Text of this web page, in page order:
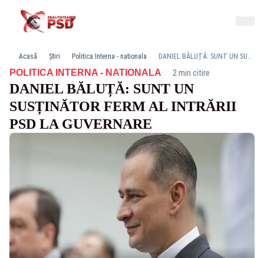
Acasă Știri Politica Interna - nationala DANIEL BĂLUȚĂ: SUNT UN SUSȚINĂTOR FERM AL INTRĂRII PSD LA GUVERNARE
POLITICA INTERNA - NATIONALA· 2 min citire
DANIEL BĂLUȚĂ: SUNT UN
SUSȚINĂTOR FERM AL INTRĂRII
PSD LA GUVERNARE